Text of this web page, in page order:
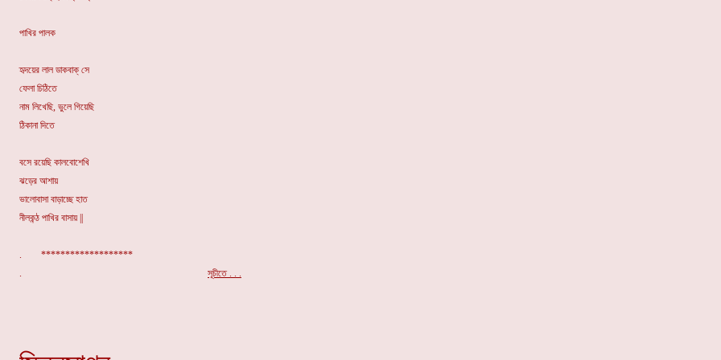
পাখির পালক
হৃদয়ের লাল ডাকবাক্ সে
ফেলা চিঠিতে
নাম লিখেছি, ভুলে গিয়েছি
ঠিকানা দিতে
বসে রয়েছি কালবোশেখি
ঝড়ের আশায়
ভালোবাসা বাড়াচ্ছে হাত
নীলকন্ঠ পাখির বাসায় ||
. *******************
. সূচীতে . . .